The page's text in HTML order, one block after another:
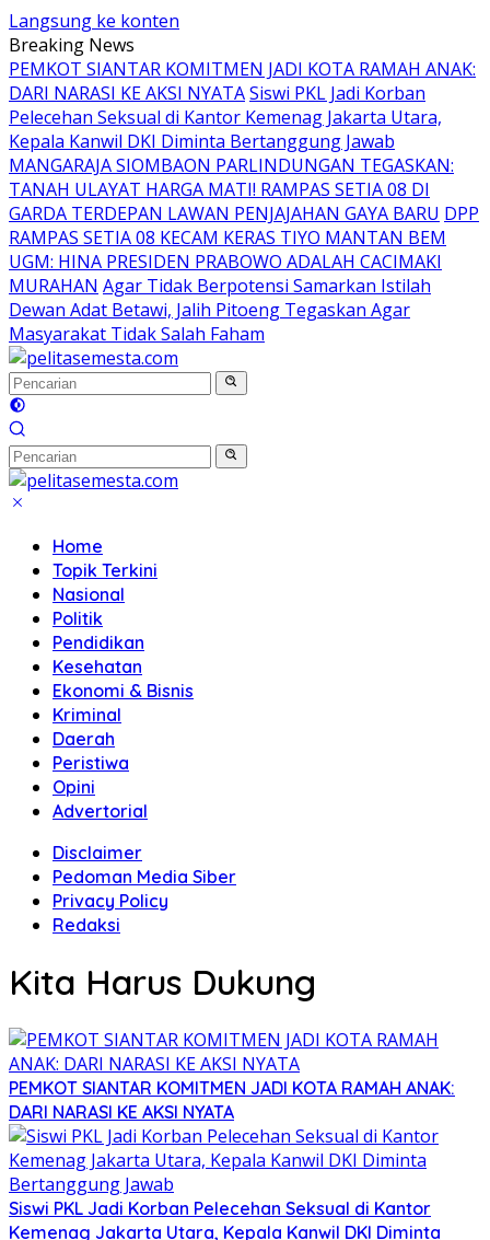
Langsung ke konten
Breaking News
PEMKOT SIANTAR KOMITMEN JADI KOTA RAMAH ANAK:
DARI NARASI KE AKSI NYATASiswi PKL Jadi Korban
Pelecehan Seksual di Kantor Kemenag Jakarta Utara,
Kepala Kanwil DKI Diminta Bertanggung Jawab
MANGARAJA SIOMBAON PARLINDUNGAN TEGASKAN:
TANAH ULAYAT HARGA MATI! RAMPAS SETIA 08 DI
GARDA TERDEPAN LAWAN PENJAJAHAN GAYA BARU DPP
RAMPAS SETIA 08 KECAM KERAS TIYO MANTAN BEM
UGM: HINA PRESIDEN PRABOWO ADALAH CACIMAKI
MURAHAN Agar Tidak Berpotensi Samarkan Istilah
Dewan Adat Betawi, Jalih Pitoeng Tegaskan Agar
Masyarakat Tidak Salah Faham
Home
Topik Terkini
Nasional
Politik
Pendidikan
Kesehatan
Ekonomi & Bisnis
Kriminal
Daerah
Peristiwa
Opini
Advertorial
Disclaimer
Pedoman Media Siber
Privacy Policy
Redaksi
Kita Harus Dukung
PEMKOT SIANTAR KOMITMEN JADI KOTA RAMAH ANAK:
DARI NARASI KE AKSI NYATA
Siswi PKL Jadi Korban Pelecehan Seksual di Kantor
Kemenag Jakarta Utara, Kepala Kanwil DKI Diminta